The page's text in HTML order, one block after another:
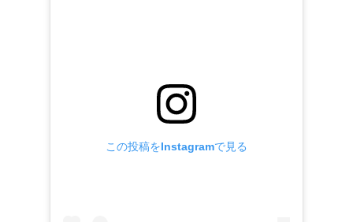
この投稿をInstagramで見る